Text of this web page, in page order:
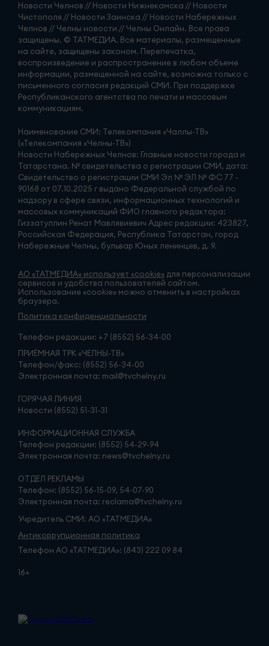
Новости Челнов // Новости Нижнекамска // Новости
Чистополя // Новости Заинска // Новости Набережных
Челнов // Челны новости // Челны Онлайн. Все права
защищены. © ТАТМЕДИА. Все материалы, размещенные
на сайте, защищены законом. Перепечатка,
воспроизведение и распространение в любом объеме
информации, размещенной на сайте, возможна только с
письменного согласия редакций СМИ. При поддержке
Республиканского агентства по печати и массовым
коммуникациям.
Наименование СМИ: Телекомпания «Чаллы-ТВ»
(«Телекомпания «Челны-ТВ»)
Новости Набережных Челнов: Главные новости города и
Татарстана. № свидетельства о регистрации СМИ, дата:
Свидетельство о регистрации СМИ Эл № ЭЛ № ФС 77 -
90168 от 07.10.2025 г выдано Федеральной службой по
надзору в сфере связи, информационных технологий и
массовых коммуникаций ФИО главного редактора:
Гиззатуллин Ренат Мавлявиевич Адрес редакции: 423827,
Российская Федерация, Республика Татарстан, город
Набережные Челны, бульвар Юных ленинцев, д. 9.
АО «ТАТМЕДИА» использует «cookie» для персонализации
сервисов и удобства пользователей сайтом.
Использование «cookie» можно отменить в настройках
браузера.
Политика конфиденциальности
Телефон редакции: +7 (8552) 56-34-00
ПРИЁМНАЯ ТРК «ЧЕЛНЫ-ТВ»
Телефон/факс: (8552) 56-34-00
Электронная почта: mail@tvchelny.ru
ГОРЯЧАЯ ЛИНИЯ
Новости (8552) 51-31-31
ИНФОРМАЦИОННАЯ СЛУЖБА
Телефон редакции: (8552) 54-29-94
Электронная почта: news@tvchelny.ru
ОТДЕЛ РЕКЛАМЫ
Телефон: (8552) 56-15-09, 54-07-90
Электронная почта: reclama@tvchelny.ru
Учредитель СМИ: АО «ТАТМЕДИА»
Антикоррупционная политика
Телефон АО «ТАТМЕДИА»: (843) 222 09 84
16+